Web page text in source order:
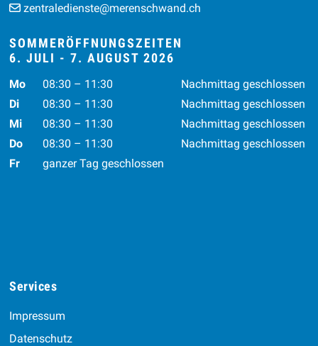
zentraledienste@merenschwand.ch
SOMMERÖFFNUNGSZEITEN
6. JULI - 7. AUGUST 2026
Wochentag Vormittag Nachmittag
Mo 08:30 – 11:30
Nachmittag geschlossen
Di
08:30 – 11:30
Nachmittag geschlossen
Mi
08:30 – 11:30
Nachmittag geschlossen
Do
08:30 – 11:30
Nachmittag geschlossen
Fr
ganzer Tag geschlossen
Services
Impressum
Datenschutz